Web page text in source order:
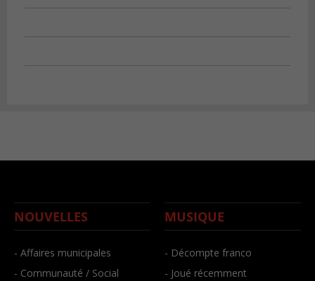
NOUVELLES
- Affaires municipales
- Communauté / Social
MUSIQUE
- Décompte franco
- Joué récemment